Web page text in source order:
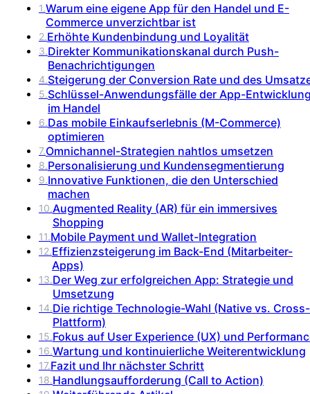
1.Warum eine eigene App für den Handel und E-
Commerce unverzichtbar ist
2.Erhöhte Kundenbindung und Loyalität
3.Direkter Kommunikationskanal durch Push-
Benachrichtigungen
4.Steigerung der Conversion Rate und des
5.Schlüssel-Anwendungsfälle der App-
im Handel
6.Das mobile Einkaufserlebnis (M-Commerce)
optimieren
7.Omnichannel-Strategien nahtlos umsetzen
8.Personalisierung und Kundensegmentierung
9.Innovative Funktionen, die den Unterschied
machen
10.Augmented Reality (AR) für ein immersives
Shopping
11.Mobile Payment und Wallet-Integration
12.Effizienzsteigerung im Back-End (Mitarbeiter-
Apps)
13.Der Weg zur erfolgreichen App: Strategie und
Umsetzung
14.Die richtige Technologie-Wahl (Native vs. Cross-
Plattform)
15.Fokus auf User Experience (UX) und
16.Wartung und kontinuierliche Weiterentwicklung
17.Fazit und Ihr nächster Schritt
18.Handlungsaufforderung (Call to Action)